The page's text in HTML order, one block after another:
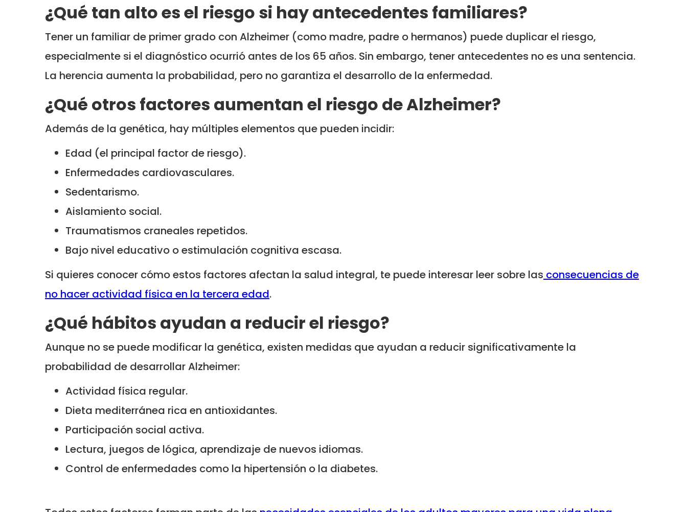
¿Qué tan alto es el riesgo si hay antecedentes familiares?
Tener un familiar de primer grado con Alzheimer (como madre, padre o hermanos) puede duplicar el riesgo,
especialmente si el diagnóstico ocurrió antes de los 65 años. Sin embargo, tener antecedentes no es una sentencia.
La herencia aumenta la probabilidad, pero no garantiza el desarrollo de la enfermedad.
¿Qué otros factores aumentan el riesgo de Alzheimer?
Además de la genética, hay múltiples elementos que pueden incidir:
Edad (el principal factor de riesgo).
Enfermedades cardiovasculares.
Sedentarismo.
Aislamiento social.
Traumatismos craneales repetidos.
Bajo nivel educativo o estimulación cognitiva escasa.
Si quieres conocer cómo estos factores afectan la salud integral, te puede interesar leer sobre las consecuencias de
no hacer actividad física en la tercera edad.
¿Qué hábitos ayudan a reducir el riesgo?
Aunque no se puede modificar la genética, existen medidas que ayudan a reducir significativamente la
probabilidad de desarrollar Alzheimer:
Actividad física regular.
Dieta mediterránea rica en antioxidantes.
Participación social activa.
Lectura, juegos de lógica, aprendizaje de nuevos idiomas.
Control de enfermedades como la hipertensión o la diabetes.